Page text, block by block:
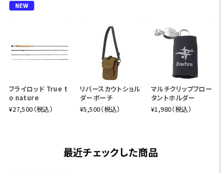
フライロッド True t
o nature
¥27,500（税込）
リバースカウトショル
ダーポーチ
¥5,500（税込）
マルチクリップフロー
タントホルダー
¥1,980（税込）
最近チェックした商品